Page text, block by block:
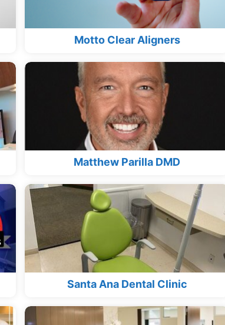
Motto Clear Aligners
Matthew Parilla DMD
Santa Ana Dental Clinic